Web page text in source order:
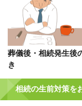
葬儀後・相続発生後
き
相続の生前対策を